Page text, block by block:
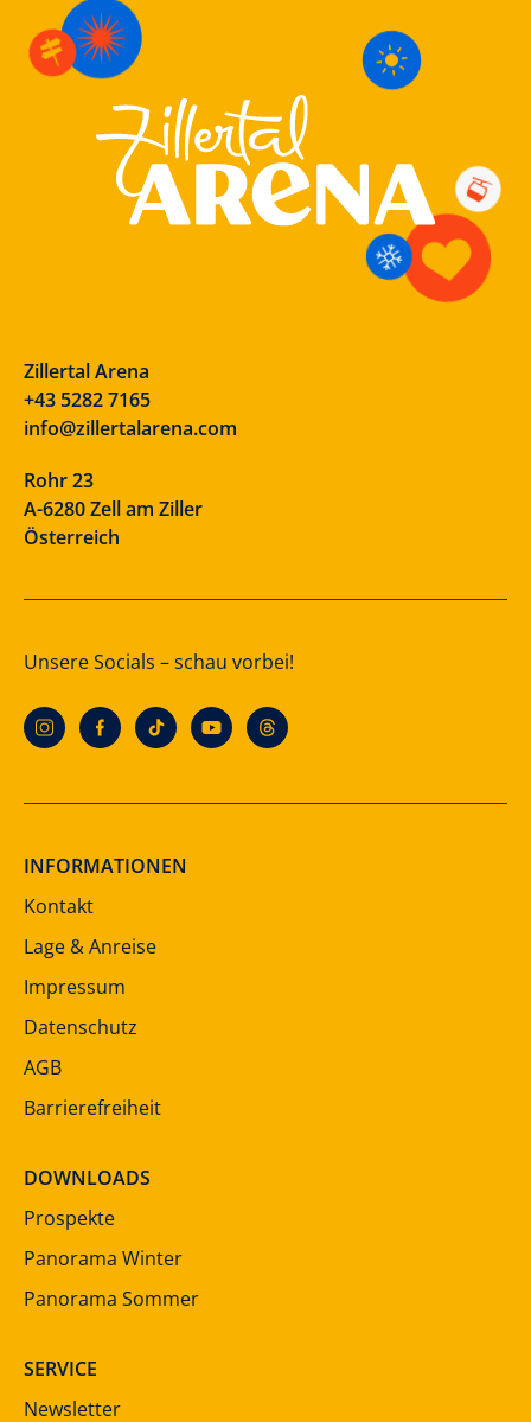
Zillertal Arena
+43 5282 7165
info@zillertalarena.com
Rohr 23
A-6280 Zell am Ziller
Österreich
Unsere Socials – schau vorbei!
INFORMATIONEN
Kontakt
Lage & Anreise
Impressum
Datenschutz
AGB
Barrierefreiheit
DOWNLOADS
Prospekte
Panorama Winter
Panorama Sommer
SERVICE
Newsletter